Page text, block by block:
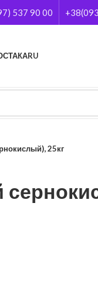
537 90 00
RU
25кг